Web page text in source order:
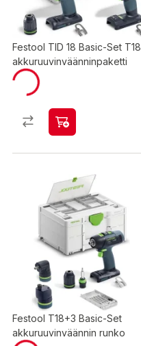
Festool TID 18 Basic-Set T18
akkuruuvinväänninpaketti
Festool T18+3 Basic-Set
akkuruuvinväännin runko